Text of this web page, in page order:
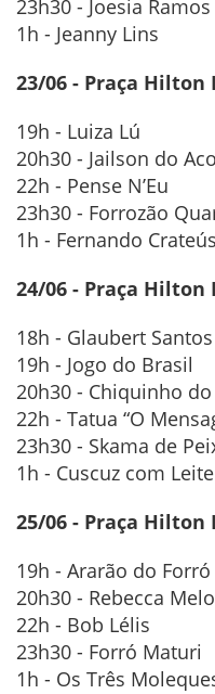
23h30 - Joesia Ramos
1h - Jeanny Lins
23/06 - Praça Hilton
19h - Luiza Lú
20h30 - Jailson do
22h - Pense N’Eu
23h30 - Forrozão
1h - Fernando Crateús
24/06 - Praça Hilton
18h - Glaubert Santos
19h - Jogo do Brasil
20h30 - Chiquinho
22h - Tatua “O
23h30 - Skama de
1h - Cuscuz com Leite
25/06 - Praça Hilton
19h - Ararão do Forró
20h30 - Rebecca Melo
22h - Bob Lélis
23h30 - Forró Maturi
1h - Os Três